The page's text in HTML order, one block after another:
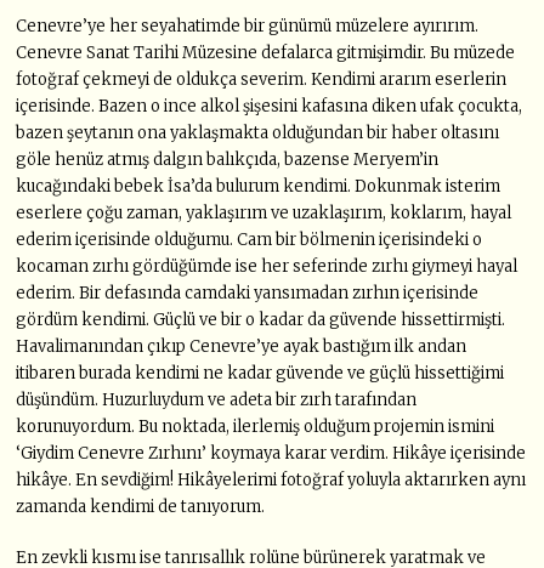
Cenevre’ye her seyahatimde bir günümü müzelere ayırırım.
Cenevre Sanat Tarihi Müzesine defalarca gitmişimdir. Bu müzede
fotoğraf çekmeyi de oldukça severim. Kendimi ararım eserlerin
içerisinde. Bazen o ince alkol şişesini kafasına diken ufak çocukta,
bazen şeytanın ona yaklaşmakta olduğundan bir haber oltasını
göle henüz atmış dalgın balıkçıda, bazense Meryem’in
kucağındaki bebek İsa’da bulurum kendimi. Dokunmak isterim
eserlere çoğu zaman, yaklaşırım ve uzaklaşırım, koklarım, hayal
ederim içerisinde olduğumu. Cam bir bölmenin içerisindeki o
kocaman zırhı gördüğümde ise her seferinde zırhı giymeyi hayal
ederim. Bir defasında camdaki yansımadan zırhın içerisinde
gördüm kendimi. Güçlü ve bir o kadar da güvende hissettirmişti.
Havalimanından çıkıp Cenevre’ye ayak bastığım ilk andan
itibaren burada kendimi ne kadar güvende ve güçlü hissettiğimi
düşündüm. Huzurluydum ve adeta bir zırh tarafından
korunuyordum. Bu noktada, ilerlemiş olduğum projemin ismini
‘Giydim Cenevre Zırhını’ koymaya karar verdim. Hikâye içerisinde
hikâye. En sevdiğim! Hikâyelerimi fotoğraf yoluyla aktarırken aynı
zamanda kendimi de tanıyorum.
En zevkli kısmı ise tanrısallık rolüne bürünerek yaratmak ve